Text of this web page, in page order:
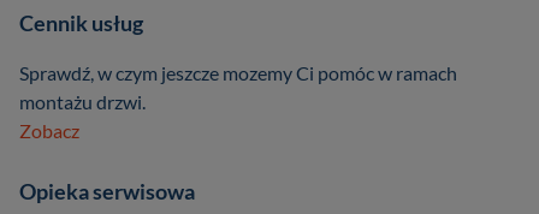
Cennik usług
Sprawdź, w czym jeszcze mozemy Ci pomóc w ramach
montażu drzwi.
Zobacz
Opieka serwisowa